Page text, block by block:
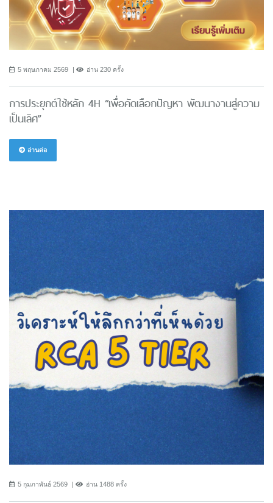
5 พฤษภาคม 2569 อ่าน 230 ครั้ง
การประยุกต์ใช้หลัก 4H “เพื่อคัดเลือกปัญหา พัฒนางานสู่ความ
เป็นเลิศ”
อ่านต่อ
5 กุมภาพันธ์ 2569 อ่าน 1488 ครั้ง